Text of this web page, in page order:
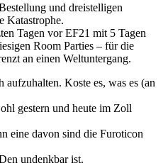
und dreistelligen
Katastrophe.
Tagen vor EF21 mit 5 Tagen
Room Parties – für die
an einen Weltuntergang.
Koste es, was es (an
gestern und heute im Zoll
eine davon sind die Furoticon
undenkbar ist.